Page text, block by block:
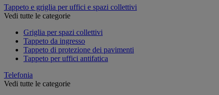
Tappeto e griglia per uffici e spazi collettivi
Vedi tutte le categorie
Griglia per spazi collettivi
Tappeto da ingresso
Tappeto di protezione dei pavimenti
Tappeto per uffici antifatica
Telefonia
Vedi tutte le categorie